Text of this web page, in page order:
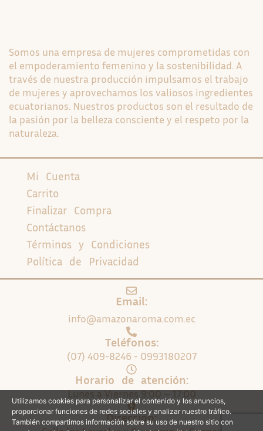
Somos una empresa de mujeres comprometidas con
el empoderamiento femenino y la sostenibilidad. A
través de nuestra producción impulsamos el trabajo
de mujeres y aprovechamos los valiosos ingredientes
ecuatorianos. Nuestros productos son el resultado de
la pasión por la belleza consciente y el respeto por la
naturaleza.
Mi Cuenta
Carrito
Finalizar Compra
Contáctanos
Términos y Condiciones
Política de Privacidad
Email:
info@amazonaroma.com.ec
Teléfonos:
(07) 409-8246 - 0993180207
Horario de atención:
Lunes a Viernes 9:00 – 17:00
Dirección:
Utilizamos cookies para personalizar el contenido y los anuncios,
proporcionar funciones de redes sociales y analizar nuestro tráfico.
También compartimos información sobre su uso de nuestro sitio con